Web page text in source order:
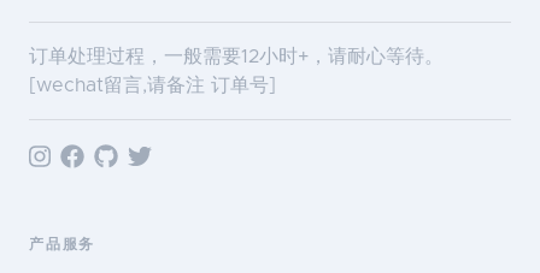
订单处理过程，一般需要12小时+，请耐心等待。
[wechat留言,请备注 订单号]
产品服务